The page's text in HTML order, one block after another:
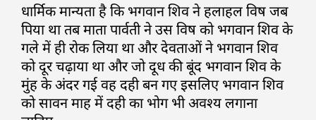
धार्मिक मान्यता है कि भगवान शिव ने हलाहल विष जब
पिया था तब माता पार्वती ने उस विष को भगवान शिव के
गले में ही रोक लिया था और देवताओं ने भगवान शिव
को दूर चढ़ाया था और जो दूध की बूंद भगवान शिव के
मुंह के अंदर गई वह दही बन गए इसलिए भगवान शिव
को सावन माह में दही का भोग भी अवश्य लगाना